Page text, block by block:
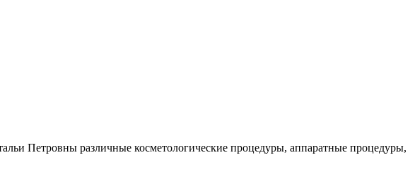
Петровны различные косметологические процедуры, аппаратные процедуры,